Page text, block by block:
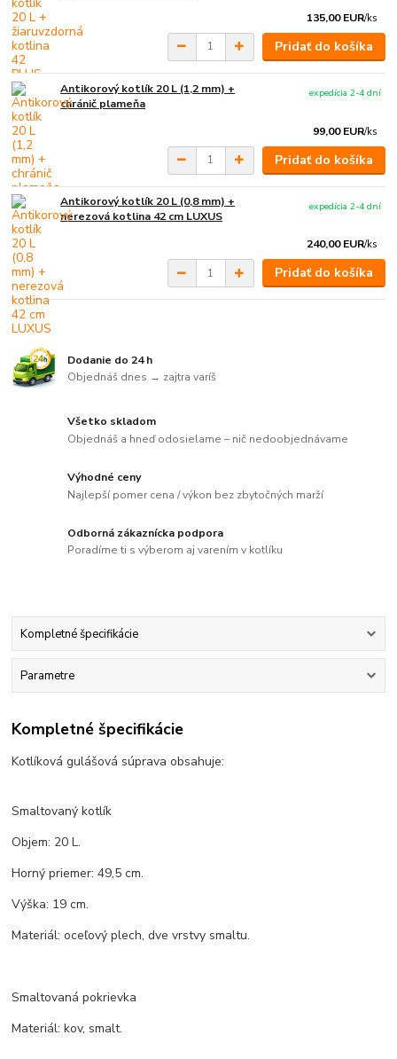
135,00 EUR/ks
Pridať do košíka
Antikorový kotlík 20 L (1,2 mm) +
chránič plameňa
99,00 EUR/ks
expedícia 2-4 dní
Pridať do košíka
Antikorový kotlík 20 L (0,8 mm) +
nerezová kotlina 42 cm LUXUS
240,00 EUR/ks
expedícia 2-4 dní
Pridať do košíka
Dodanie do 24 h
Objednáš dnes → zajtra varíš
Všetko skladom
Objednáš a hneď odosielame – nič nedoobjednávame
Výhodné ceny
Najlepší pomer cena / výkon bez zbytočných marží
Odborná zákaznícka podpora
Poradíme ti s výberom aj varením v kotlíku
Kompletné špecifikácie
Parametre
Kompletné špecifikácie
Kotlíková gulášová súprava obsahuje:
Smaltovaný kotlík
Objem: 20 L.
Horný priemer: 49,5 cm.
Výška: 19 cm.
Materiál: oceľový plech, dve vrstvy smaltu.
Smaltovaná pokrievka
Materiál: kov, smalt.